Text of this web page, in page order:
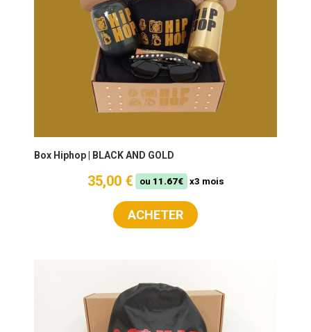
Box Hiphop | BLACK AND GOLD
35,00 € ou 11.67€ x3 mois
ACHETER